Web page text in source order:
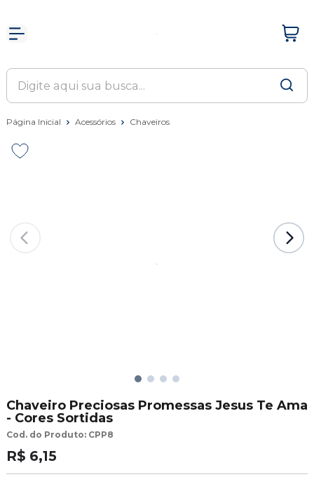
Página Inicial Acessórios Chaveiros
Chaveiro Preciosas Promessas Jesus Te Ama
- Cores Sortidas
Cod. do Produto: CPP8
R$ 6,15